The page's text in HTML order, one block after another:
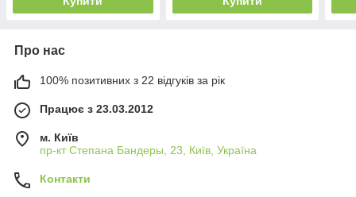
Про нас
100% позитивних з 22 відгуків за рік
Працює з 23.03.2012
м. Київ
пр-кт Степана Бандеры, 23, Київ, Україна
Контакти